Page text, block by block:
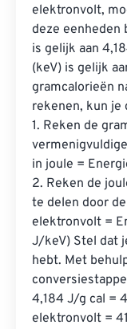
elektronvolt,
deze eenheden
is gelijk aan
(keV) is gelijk
gramcalorieën
rekenen, kun je
1. Reken de
in joule =
2. Reken de
te delen door
elektronvolt =
J/keV) Stel dat
hebt. Met
4,184 J/g cal =
elektronvolt =